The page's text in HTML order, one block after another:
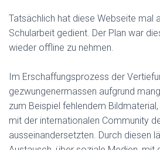
Tatsächlich hat diese Webseite mal
Schularbeit gedient. Der Plan war
wieder offline zu nehmen.
Im Erschaffungsprozess der
gezwungenermassen aufgrund
zum Beispiel fehlendem
mit der internationalen Community
ausseinandersetzten. Durch diesen